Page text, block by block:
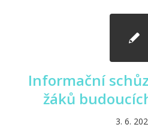
Informační
žáků
3. 6.